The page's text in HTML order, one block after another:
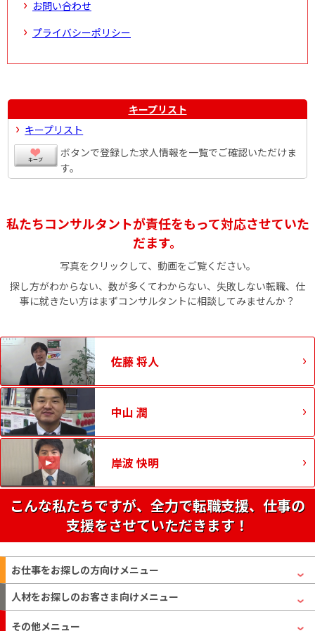
お問い合わせ
プライバシーポリシー
キープリスト
キープリスト
ボタンで登録した求人情報を一覧でご確認いただけま
す。
私たちコンサルタントが責任をもって対応させていた
だます。
写真をクリックして、動画をご覧ください。
探し方がわからない、数が多くてわからない、失敗しない転職、仕
事に就きたい方はまずコンサルタントに相談してみませんか？
佐藤 将人
中山 潤
岸波 快明
こんな私たちですが、全力で転職支援、仕事の
支援をさせていただきます！
お仕事をお探しの方向けメニュー
人材をお探しのお客さま向けメニュー
その他メニュー